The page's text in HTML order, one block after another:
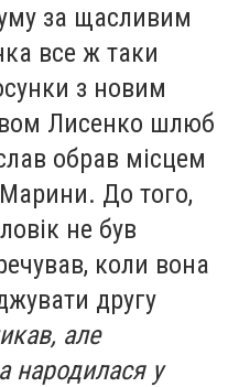
за щасливим
все ж таки
з новим
Лисенко шлюб
обрав місцем
До того,
не був
коли вона
другу
але
народилася у